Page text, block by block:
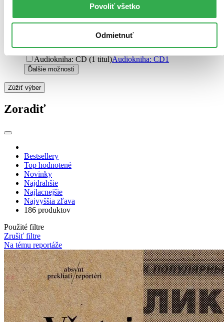
Povoliť všetko
Odmietnuť
E-kniha: MOBI (51 titulov)E-kniha: MOBI
E-kniha: PDF (48 titulov)E-kniha: PDF48
E-kniha: EPUB (Adobe DRM) (3 tituly)
Audiokniha: MP3 (2 tituly)Audiokniha: MP32
Audiokniha: CD (1 titul)Audiokniha: CD1
Ďalšie možnosti
Zúžiť výber
Zoradiť
Bestsellery
Top hodnotené
Novinky
Najdrahšie
Najlacnejšie
Najvyššia zľava
186 produktov
Použité filtre
Zrušiť filtre
Na tému reportáže